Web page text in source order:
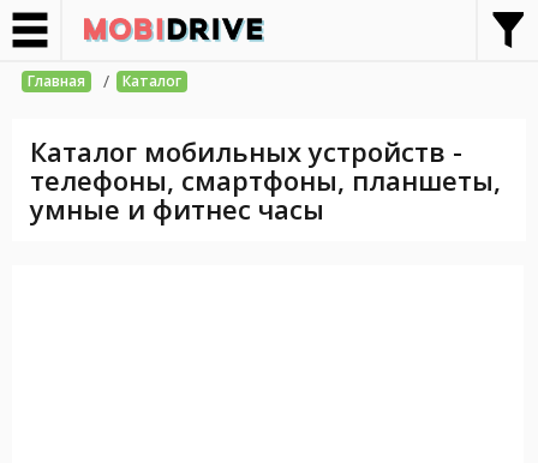
Главная / Каталог
Каталог мобильных устройств -
телефоны, смартфоны, планшеты,
умные и фитнес часы